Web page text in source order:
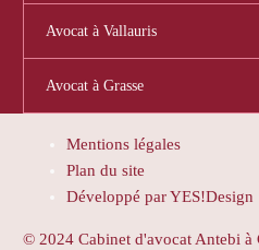
Avocat à Vallauris
Avocat à Grasse
Mentions légales
Plan du site
Développé par YES!Design
© 2024 Cabinet d'avocat Antebi à